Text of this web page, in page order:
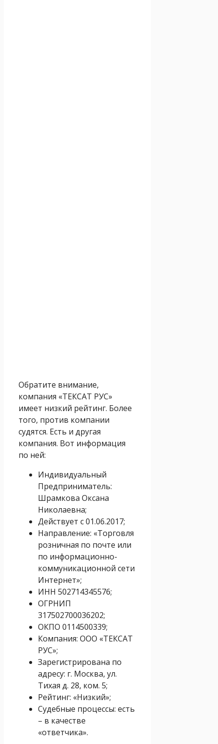
Обратите внимание,
компания «ТЕКСАТ РУС»
имеет низкий рейтинг. Более
того, против компании
судятся. Есть и другая
компания. Вот информация
по ней:
Индивидуальный
Предприниматель:
Шрамкова Оксана
Николаевна;
Действует с 01.06.2017;
Направление: «Торговля
розничная по почте или
по информационно-
коммуникационной сети
Интернет»;
ИНН 502714345576;
ОГРНИП
317502700036202;
ОКПО 0114500339;
Компания: ООО «ТЕКСАТ
РУС»;
Зарегистрирована по
адресу: г. Москва, ул.
Тихая д. 28, ком. 5;
Рейтинг: «Низкий»;
Судебные процессы: есть
– в качестве
«ответчика».